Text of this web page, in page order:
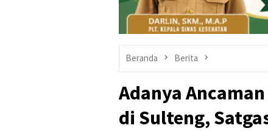
Beranda Berita
Adanya
di Sulteng,